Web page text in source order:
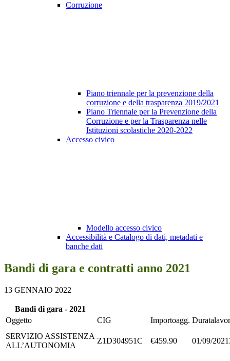
Corruzione
Piano triennale per la prevenzione della
corruzione e della trasparenza 2019/2021
Piano Triennale per la Prevenzione della
Corruzione e per la Trasparenza nelle
Istituzioni scolastiche 2020-2022
Accesso civico
Modello accesso civico
Accessibilità e Catalogo di dati, metadati e
banche dati
Bandi di gara e contratti anno 2021
13 GENNAIO 2022
Bandi di gara - 2021
Oggetto
CIG Importoagg.
SERVIZIO ASSISTENZA
ALL’AUTONOMIA
Z1D304951C €459.90 01/09/